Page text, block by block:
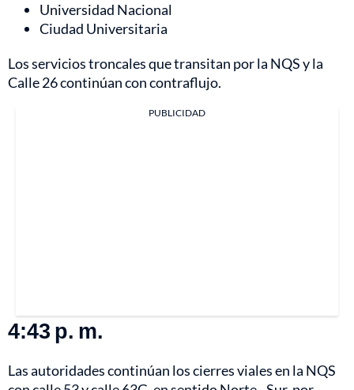
Universidad Nacional
Ciudad Universitaria
Los servicios troncales que transitan por la NQS y la
Calle 26 continúan con contraflujo.
PUBLICIDAD
4:43 p. m.
Las autoridades continúan los cierres viales en la NQS